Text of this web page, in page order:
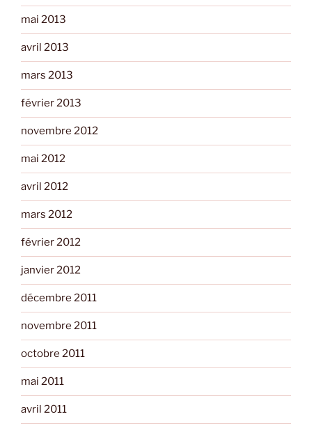
mai 2013
avril 2013
mars 2013
février 2013
novembre 2012
mai 2012
avril 2012
mars 2012
février 2012
janvier 2012
décembre 2011
novembre 2011
octobre 2011
mai 2011
avril 2011